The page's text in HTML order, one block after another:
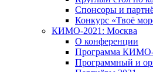
Спонсоры и
Конкурс «Твоё
КИМО-2021: Москва
О конференции
Программа
Программный и